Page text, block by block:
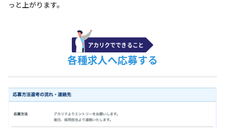
っと上がります。
各種求人へ応募する